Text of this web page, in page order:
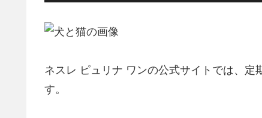
ネスレ ピュリナ ワンの公式サイトでは、定
す。